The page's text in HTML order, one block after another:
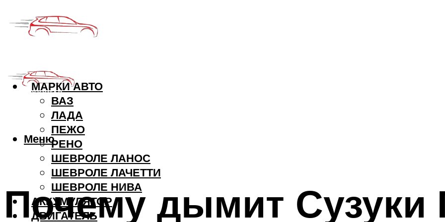
МАРКИ АВТО
ВАЗ
ЛАДА
ПЕЖО
РЕНО
ШЕВРОЛЕ ЛАНОС
ШЕВРОЛЕ ЛАЧЕТТИ
ШЕВРОЛЕ НИВА
АККУМУЛЯТОР
ДВИГАТЕЛЬ
Меню
Почему дымит Сузуки